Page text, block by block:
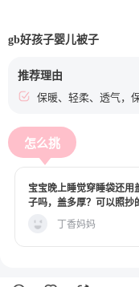
gb好孩子婴儿被子
推荐理由
保暖、轻柔、透气，
怎么挑
宝宝晚上睡觉穿睡袋还用
子吗，盖多厚？可以照抄
案来了！
丁香妈妈